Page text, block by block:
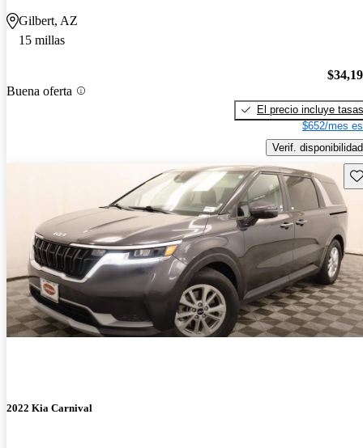
Gilbert, AZ
15 millas
Buena oferta
El precio incluye tasas
$652/mes
Verif. disponibilidad
2022 Kia Carnival